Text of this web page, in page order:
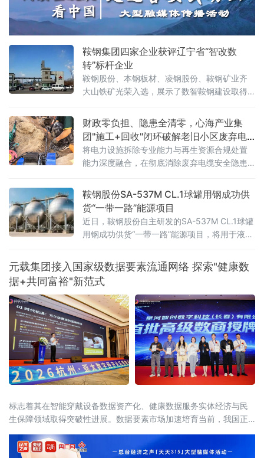
纸尿裤被检出甲酰胺，一种被欧盟列为1B类生
殖毒性的有害物质。更令家长心惊的是记者的
鞍钢集团四家企业获评辽宁省“智改数
转”标杆企业
鞍钢股份、本钢板材、凌钢股份、鞍钢矿业齐
大山铁矿光荣入选，展示了数智鞍钢建设取得
智能化、绿色化发展方向，引导各级企业将人
工智能、大数据、工业互联网等与生产经营深
度融合，全力推进智能化改造、数字化转型，
为新鞍钢加快建设世界一流企业注入数智动
能。鞍钢股份积
财政零负担、隐患全清零，心海产业集
团"施工+回收"闭环破解老旧小区废弃电
缆消隐难题
将电力设施拆除专业能力与再生资源合规处置
能力深度融合，在彻底消除废弃电缆安全隐患
用，真正做到"新线入、旧线清、资源归"。
鞍钢股份SA-537M CL.1球罐用钢成功供
货“一带一路”能源项目
近日，鞍钢股份自主研发的SA-537M CL.1球罐
用钢成功供货“一带一路”能源项目，将用于液化
钢集团在高端压力容器用钢领域的领先地位，
为海外能源储运工程提供了关键材料支撑，提
升了鞍钢品牌的国际形象。
元载集团接入国家级数据要素流通网络 探索"健康数
据+共同富裕"新范式
标志着其在智能穿戴设备数据资产化、健康数据服务实体经济与民
生保障领域取得突破性进展。数据要素市场加速培育当前，我国正
《关于构建更加完